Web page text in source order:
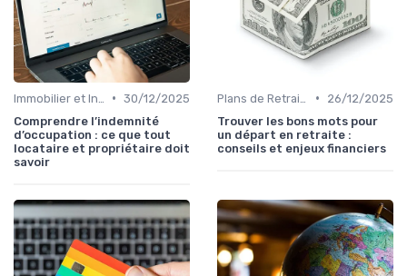
• 30/12/2025
Comprendre l’indemnité
d’occupation : ce que tout
locataire et propriétaire doit
savoir
•
26/12/2025
Trouver les bons mots pour
un départ en retraite :
conseils et enjeux financiers